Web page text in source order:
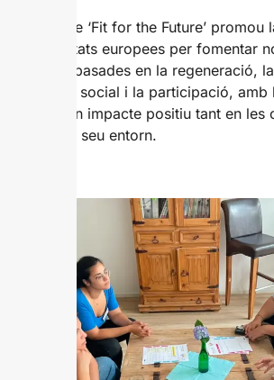
El projecte ‘Fit for the Future’
entre entitats europees per fomentar
lideratge basades en la regeneració,
innovació social i la participació, amb
generar un impacte positiu tant en
com en el seu entorn.